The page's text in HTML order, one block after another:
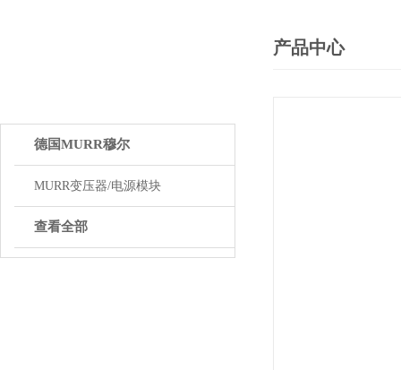
德国MURR穆尔
MURR变压器/电源模块
查看全部
产品中心